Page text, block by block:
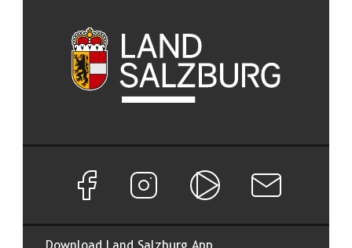
Facebook Seite von Land Salzburg
Instagram Seite von Land Salzburg
Salzburg ONNewsletter